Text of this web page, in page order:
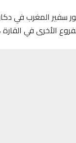
سفير المغرب في
الأخرى في القارة